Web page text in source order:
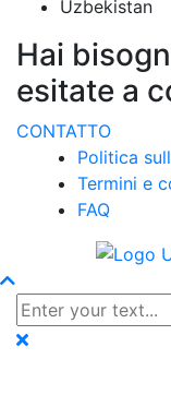
Uzbekistan
Hai
esitate a
CONTATTO
Politica
Termini e
FAQ